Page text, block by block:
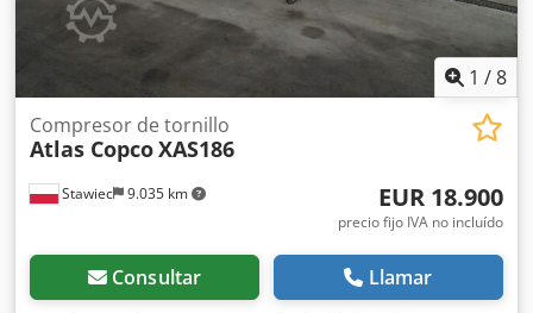
1 /8
Stawiec 9.035 km
Compresor de tornillo
Atlas CopcoXAS186
EUR 18.900
precio fijo IVA no incluído
Consultar Llamar